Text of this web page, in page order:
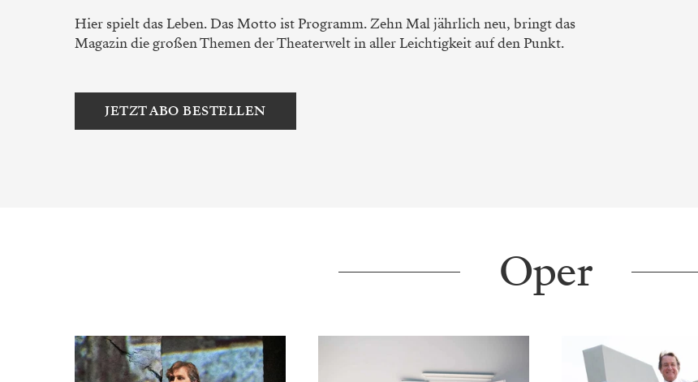
Hier spielt das Leben. Das Motto ist Programm. Zehn Mal jährlich neu, bringt das
Magazin die großen Themen der Theaterwelt in aller Leichtigkeit auf den Punkt.
JETZT ABO BESTELLEN
Oper